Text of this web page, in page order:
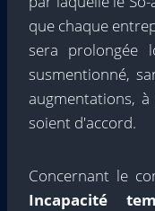
que chaque
sera prolongée
susmentionné,
augmentations,
soient d'accord.
Concernant le
Incapacité